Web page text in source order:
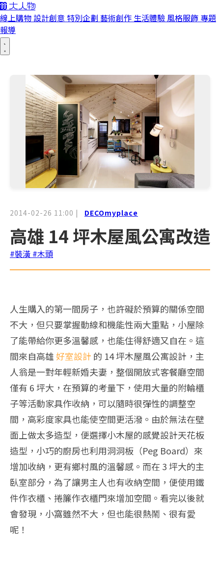
線上購物 設計創意 特別企劃 藝術創作 生活體驗 風格服飾 專題
報導
2014-02-26 11:00 | DECOmyplace
高雄 14 坪木屋風公寓改造
#裝潢 #木頭
人生購入的第一間房子，也許礙於預算的關係空間
不大，但只要掌握動線和機能性兩大重點，小屋除
了能帶給你更多溫馨感，也能住得舒適又自在。這
間來自高雄好室設計 的 14 坪木屋風公寓設計，主
人翁是一對年輕新婚夫妻，整個開放式客餐廳空間
僅有 6 坪大，在預算的考量下，使用大量的附輪櫃
子等活動家具作收納，可以隨時很彈性的調整空
間，高彩度家具也能使空間更活潑。由於無法在壁
面上做太多造型，便選擇小木屋的感覺設計天花板
造型，小巧的廚房也利用洞洞板（Peg Board）來
增加收納，更有鄉村風的溫馨感。而在 3 坪大的主
臥室部分，為了讓男主人也有收納空間，便使用鐵
件作衣櫃、捲簾作衣櫃門來增加空間。看完以後就
會發現，小窩雖然不大，但也能很熱鬧、很有愛
呢！